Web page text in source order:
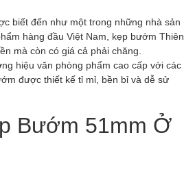
biết đến như một trong những nhà sản
hàng đầu Việt Nam, kẹp bướm Thiên
mà còn có giá cả phải chăng.
hiệu văn phòng phẩm cao cấp với các
được thiết kế tỉ mỉ, bền bỉ và dễ sử
Bướm 51mm Ở